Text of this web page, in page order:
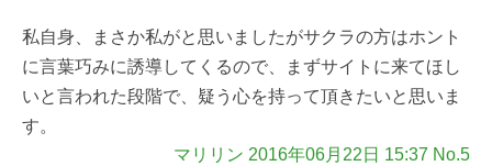
私自身、まさか私がと思いましたがサクラの方はホント
に言葉巧みに誘導してくるので、まずサイトに来てほし
いと言われた段階で、疑う心を持って頂きたいと思いま
す。
マリリン 2016年06月22日 15:37 No.5